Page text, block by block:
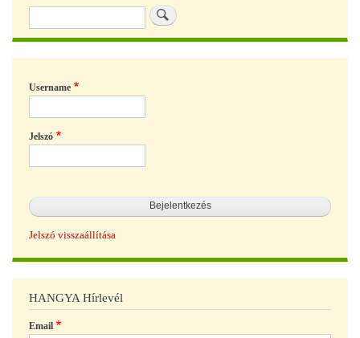
Username
Jelszó
Jelszó visszaállítása
HANGYA Hírlevél
Email